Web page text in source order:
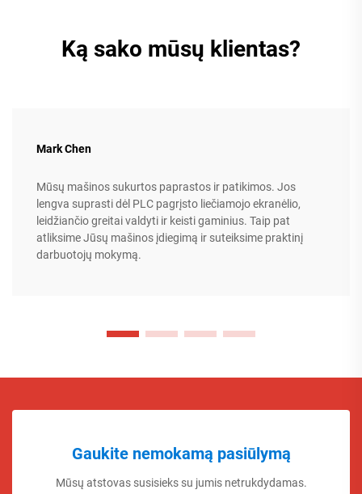
Ką sako mūsų klientas?
Mark Chen
Mūsų mašinos sukurtos paprastos ir patikimos. Jos
lengva suprasti dėl PLC pagrįsto liečiamojo ekranėlio,
leidžiančio greitai valdyti ir keisti gaminius. Taip pat
atliksime Jūsų mašinos įdiegimą ir suteiksime praktinį
darbuotojų mokymą.
Gaukite nemokamą pasiūlymą
Mūsų atstovas susisieks su jumis netrukdydamas.